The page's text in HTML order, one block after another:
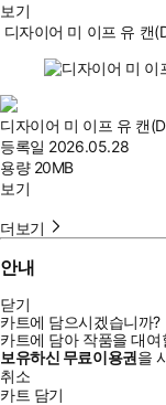
보기
디자이어 미 이프 유 캔
디자이어 미 이프 유 캔
등록일 2026.05.28
용량 20MB
보기
더보기
안내
닫기
카트에 담으시겠습니까?
카트에 담아 작품을 대여
보유하신 무료이용권을
취소
카트 담기